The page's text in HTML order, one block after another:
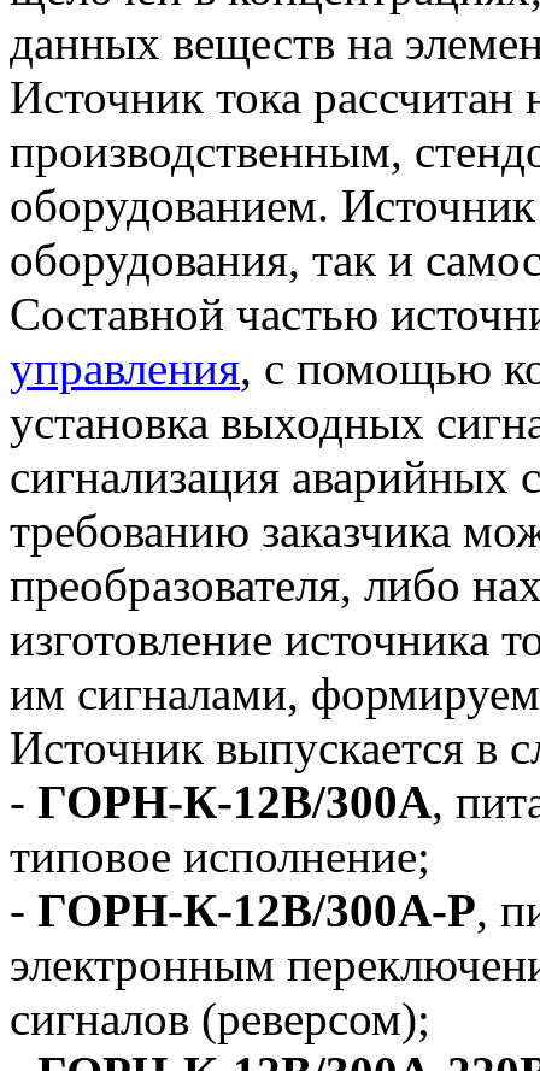
данных веществ на
Источник тока
производственным,
оборудованием.
оборудования, так и
Составной частью
управления, с помощью
установка выходных
сигнализация аварийных
требованию заказчика
преобразователя, либо
изготовление источника
им сигналами,
Источник выпускается
- ГОРН-К-12В/300А,
типовое исполнение;
- ГОРН-К-12В/300А-Р,
электронным
сигналов (реверсом);